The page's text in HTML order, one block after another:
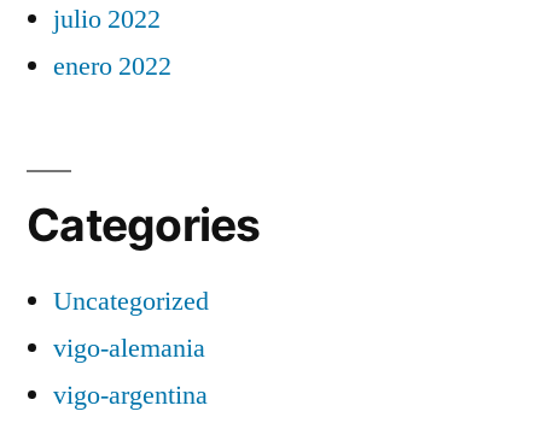
julio 2022
enero 2022
Categories
Uncategorized
vigo-alemania
vigo-argentina